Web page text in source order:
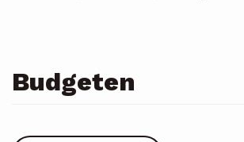
Budgeten